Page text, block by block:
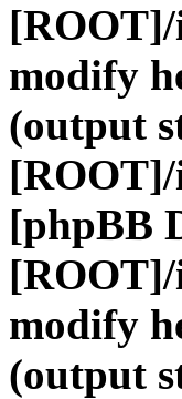
[ROOT]/
modify
(output
[phpBB
[ROOT]/
modify
(output